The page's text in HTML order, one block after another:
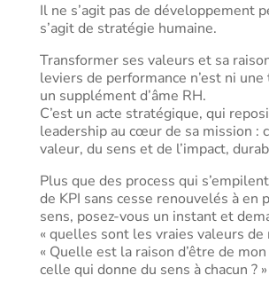
Il ne s’agit pas de développement
s’agit de stratégie humaine.
Transformer ses valeurs et sa
leviers de performance n’est ni une
un supplément d’âme RH.
C’est un acte stratégique, qui
leadership au cœur de sa mission :
valeur, du sens et de l’impact,
Plus que des process qui
de KPI sans cesse renouvelés à en
sens, posez-vous un instant et
« quelles sont les vraies valeurs de
« Quelle est la raison d’être de
celle qui donne du sens à chacun ? »